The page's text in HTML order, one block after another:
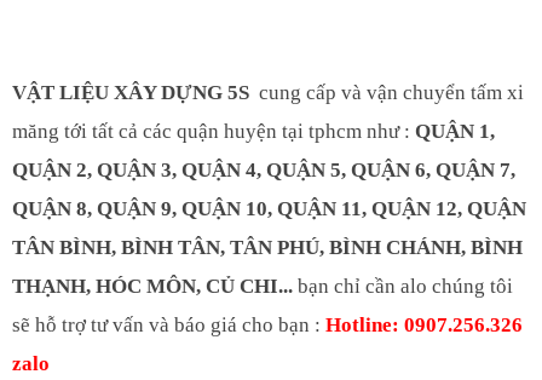
VẬT LIỆU XÂY DỰNG 5S cung cấp và vận chuyển tấm xi
măng tới tất cả các quận huyện tại tphcm như : QUẬN 1,
QUẬN 2, QUẬN 3, QUẬN 4, QUẬN 5, QUẬN 6, QUẬN 7,
QUẬN 8, QUẬN 9, QUẬN 10, QUẬN 11, QUẬN 12, QUẬN
TÂN BÌNH, BÌNH TÂN, TÂN PHÚ, BÌNH CHÁNH, BÌNH
THẠNH, HÓC MÔN, CỦ CHI... bạn chỉ cần alo chúng tôi
sẽ hỗ trợ tư vấn và báo giá cho bạn : Hotline: 0907.256.326
zalo